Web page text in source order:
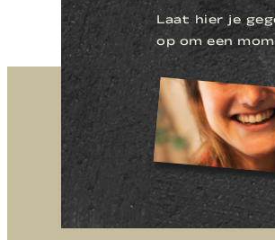
Laat hier je
op om een